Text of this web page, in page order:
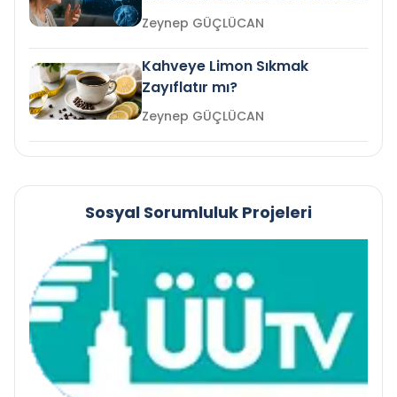
mi?
Zeynep GÜÇLÜCAN
Kahveye Limon Sıkmak
Zayıflatır mı?
Zeynep GÜÇLÜCAN
Sosyal Sorumluluk Projeleri